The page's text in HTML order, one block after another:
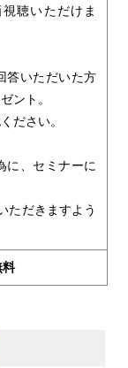
聴いただけま
答いただいた方
ント。
ださい。
に、セミナーに
ただきますよう